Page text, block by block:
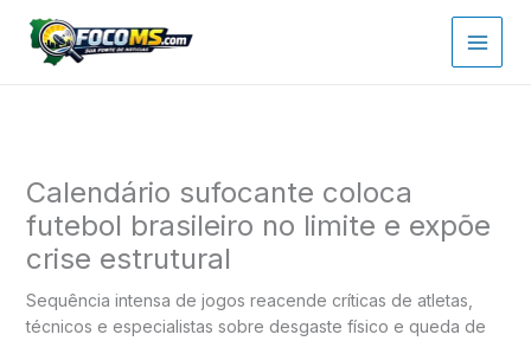
para
Calendário sufocante coloca
futebol brasileiro no limite e expõe
crise estrutural
Sequência intensa de jogos reacende críticas de atletas,
técnicos e especialistas sobre desgaste físico e queda de